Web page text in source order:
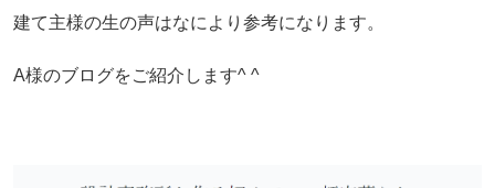
建て主様の生の声はなにより参考になります。
A様のブログをご紹介します^ ^